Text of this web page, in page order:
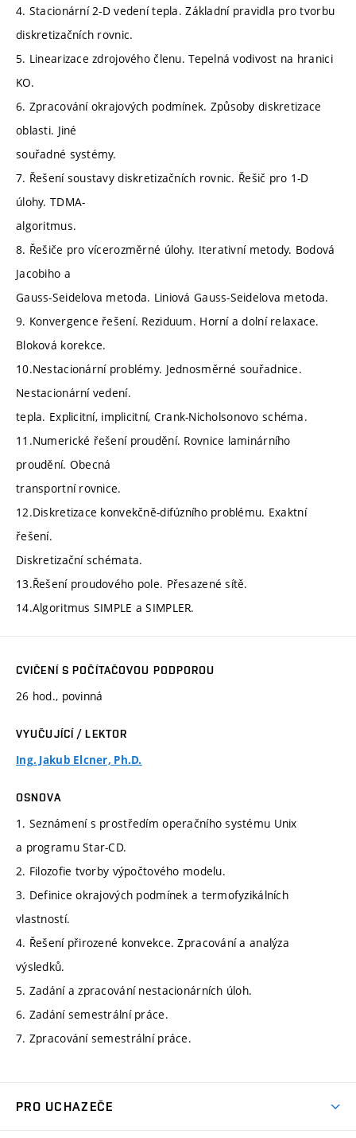
4. Stacionární 2-D vedení tepla. Základní pravidla pro tvorbu
diskretizačních rovnic.
5. Linearizace zdrojového členu. Tepelná vodivost na hranici
KO.
6. Zpracování okrajových podmínek. Způsoby diskretizace
oblasti. Jiné
souřadné systémy.
7. Řešení soustavy diskretizačních rovnic. Řešič pro 1-D
úlohy. TDMA-
algoritmus.
8. Řešiče pro vícerozměrné úlohy. Iterativní metody. Bodová
Jacobiho a
Gauss-Seidelova metoda. Liniová Gauss-Seidelova metoda.
9. Konvergence řešení. Reziduum. Horní a dolní relaxace.
Bloková korekce.
10.Nestacionární problémy. Jednosměrné souřadnice.
Nestacionární vedení.
tepla. Explicitní, implicitní, Crank-Nicholsonovo schéma.
11.Numerické řešení proudění. Rovnice laminárního
proudění. Obecná
transportní rovnice.
12.Diskretizace konvekčně-difúzního problému. Exaktní
řešení.
Diskretizační schémata.
13.Řešení proudového pole. Přesazené sítě.
14.Algoritmus SIMPLE a SIMPLER.
CVIČENÍ S POČÍTAČOVOU PODPOROU
26 hod., povinná
VYUČUJÍCÍ / LEKTOR
Ing. Jakub Elcner, Ph.D.
OSNOVA
1. Seznámení s prostředím operačního systému Unix
a programu Star-CD.
2. Filozofie tvorby výpočtového modelu.
3. Definice okrajových podmínek a termofyzikálních
vlastností.
4. Řešení přirozené konvekce. Zpracování a analýza
výsledků.
5. Zadání a zpracování nestacionárních úloh.
6. Zadání semestrální práce.
7. Zpracování semestrální práce.
PRO UCHAZEČE